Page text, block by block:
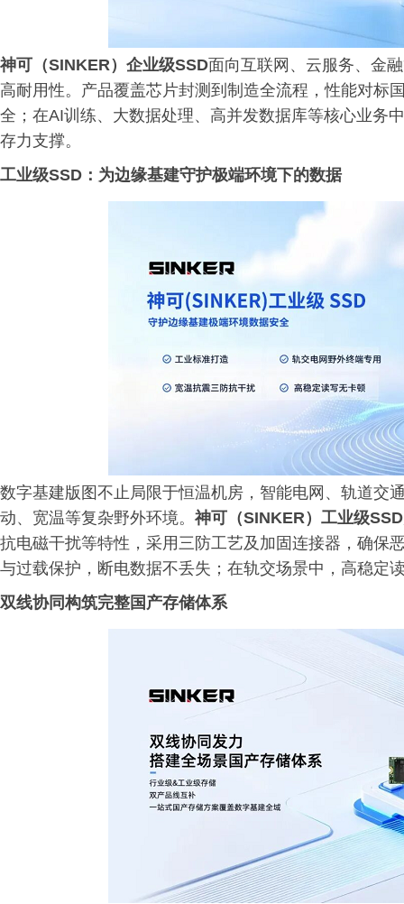
神可（SINKER）企业级SSD面向互联网、云服务、金
高耐用性。产品覆盖芯片封测到制造全流程，性能对标
全；在AI训练、大数据处理、高并发数据库等核心业务
存力支撑。
工业级SSD：为边缘基建守护极端环境下的数据
数字基建版图不止局限于恒温机房，智能电网、轨道交
动、宽温等复杂野外环境。 神可（SINKER）工业级SSD
抗电磁干扰等特性，采用三防工艺及加固连接器，确保
与过载保护，断电数据不丢失；在轨交场景中，高稳定
双线协同构筑完整国产存储体系